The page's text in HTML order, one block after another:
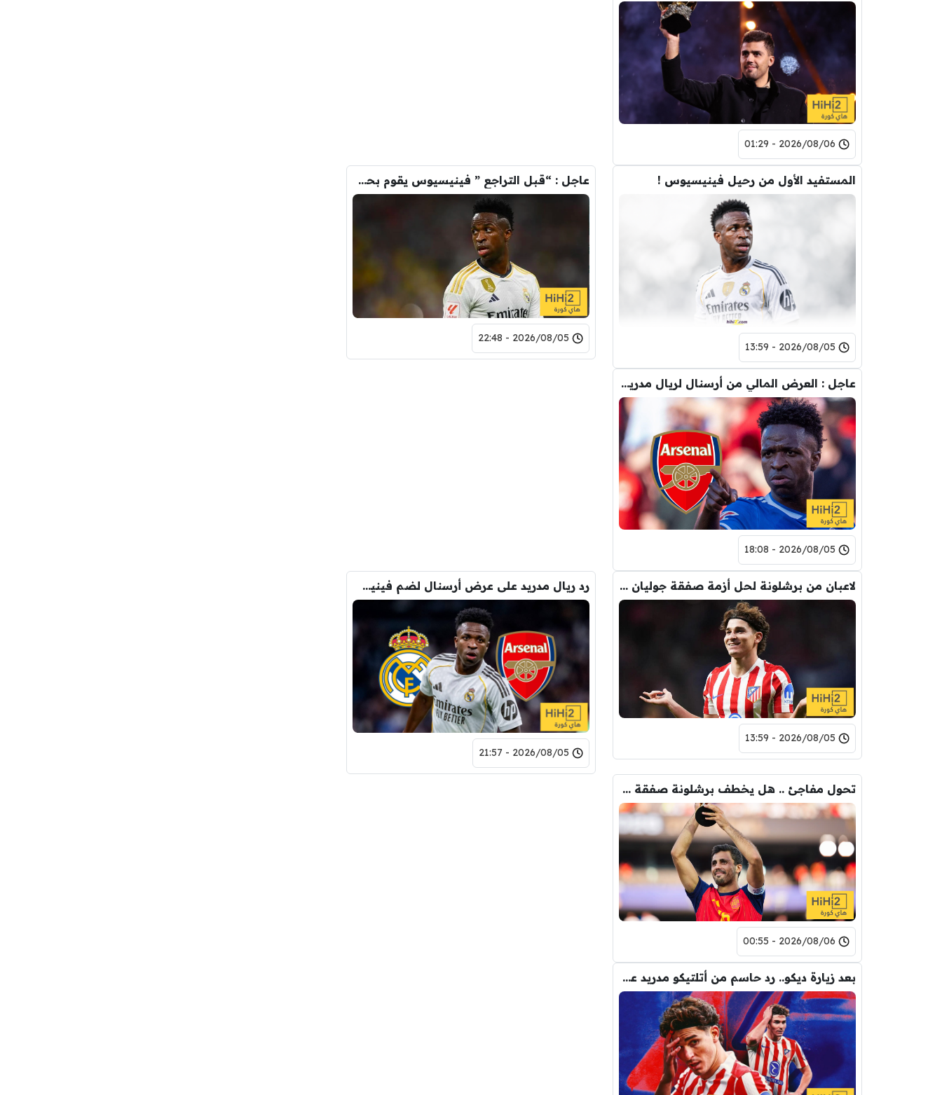
2026/08/06 - 01:29
المستفيد الأول من رحيل فينيسيوس !
2026/08/05 - 13:59
عاجل : “قبل التراجع ” فينيسيوس يقوم بحذف كل صوره مع ريال مدريد
2026/08/05 - 22:48
عاجل : العرض المالي من أرسنال لريال مدريد من أجل شراء فينيسيوس جونيور
2026/08/05 - 18:08
لاعبان من برشلونة لحل أزمة صفقة جوليان ألفاريز !
2026/08/05 - 13:59
رد ريال مدريد على عرض أرسنال لضم فينيسيوس
2026/08/05 - 21:57
تحول مفاجئ .. هل يخطف برشلونة صفقة رودري من قلب مدريد ؟
2026/08/06 - 00:55
بعد زيارة ديكو.. رد حاسم من أتلتيكو مدريد على برشلونة في ملف ألفاريز